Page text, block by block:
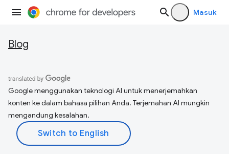
Masuk
Blog
Google menggunakan teknologi AI untuk menerjemahkan
konten ke dalam bahasa pilihan Anda. Terjemahan AI mungkin
mengandung kesalahan.